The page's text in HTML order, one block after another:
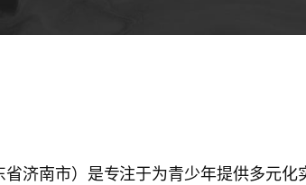
济南市）是专注于为青少年提供多元化